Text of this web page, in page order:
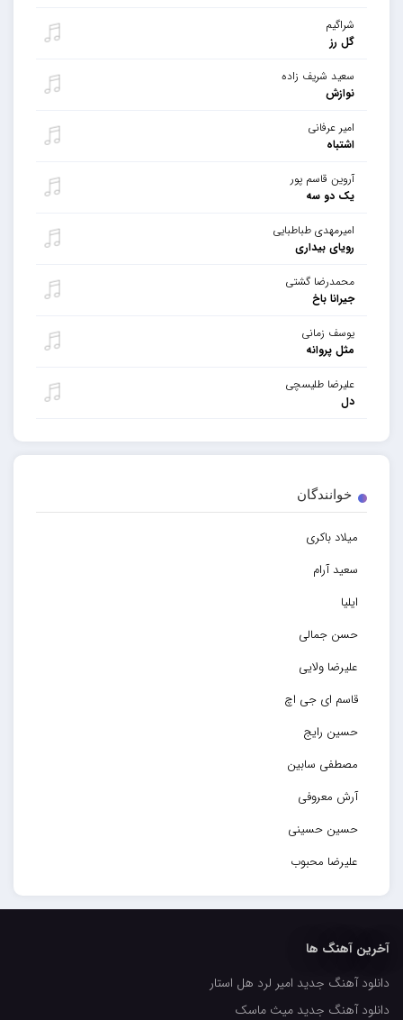
شراگیم
گل رز
سعید شریف زاده
نوازش
امیر عرفانی
اشتباه
آروین قاسم پور
یک دو سه
امیرمهدی طباطبایی
رویای بیداری
محمدرضا گشتی
جیرانا باخ
یوسف زمانی
مثل پروانه
علیرضا طلیسچی
دل
خوانندگان
میلاد باکری
سعید آرام
ایلیا
حسن جمالی
علیرضا ولایی
قاسم ای جی اچ
حسین رایج
مصطفی سابین
آرش معروفی
حسین حسینی
علیرضا محبوب
حسین حصارکی
کاپیتان
مجید رضوی
آخرین آهنگ ها
دانلود آهنگ جدید امیر لرد هل استار
دانلود آهنگ جدید میث ماسک